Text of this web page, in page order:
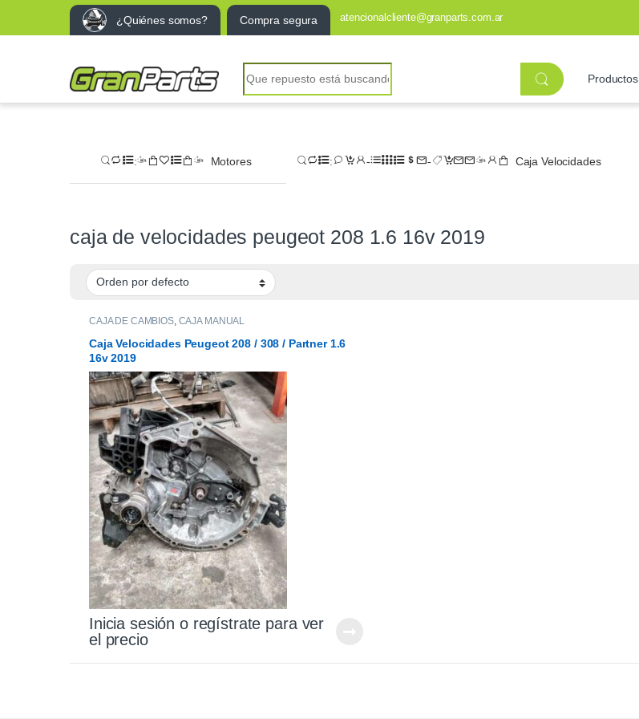
¿Quiénes somos? Compra segura atencionalcliente@granparts.com.ar
Search for:
Productos
caja de velocidades peugeot 208 1.6 16v 2019
CAJA DE CAMBIOS, CAJA MANUAL
Caja Velocidades Peugeot 208 / 308 / Partner 1.6
16v 2019
Inicia sesión o regístrate para ver
el precio
Motores Caja Velocidades